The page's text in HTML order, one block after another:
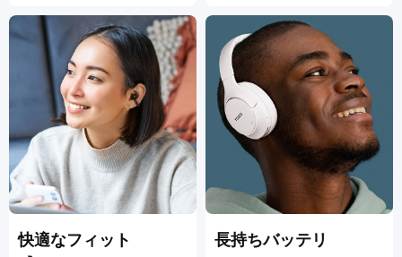
快適なフィット
長持ちバッテリ